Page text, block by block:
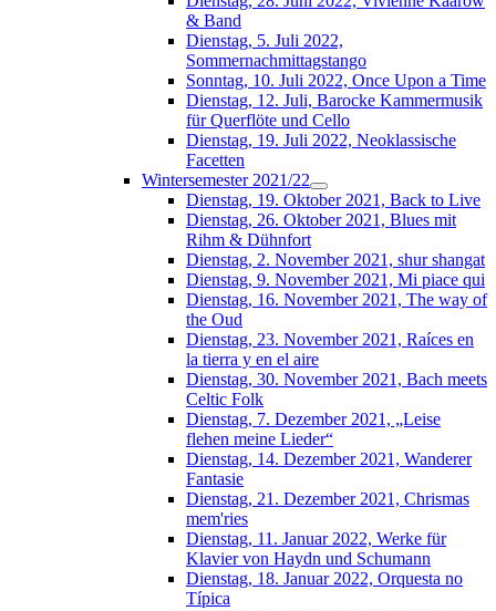
& Band
Dienstag, 5. Juli 2022,
Sommernachmittagstango
Sonntag, 10. Juli 2022, Once Upon a Time
Dienstag, 12. Juli, Barocke Kammermusik
für Querflöte und Cello
Dienstag, 19. Juli 2022, Neoklassische
Facetten
Wintersemester 2021/22
Dienstag, 19. Oktober 2021, Back to Live
Dienstag, 26. Oktober 2021, Blues mit
Rihm & Dühnfort
Dienstag, 2. November 2021, shur shangat
Dienstag, 9. November 2021, Mi piace qui
Dienstag, 16. November 2021, The way of
the Oud
Dienstag, 23. November 2021, Raíces en
la tierra y en el aire
Dienstag, 30. November 2021, Bach meets
Celtic Folk
Dienstag, 7. Dezember 2021, „Leise
flehen meine Lieder“
Dienstag, 14. Dezember 2021, Wanderer
Fantasie
Dienstag, 21. Dezember 2021, Chrismas
mem'ries
Dienstag, 11. Januar 2022, Werke für
Klavier von Haydn und Schumann
Dienstag, 18. Januar 2022, Orquesta no
Típica